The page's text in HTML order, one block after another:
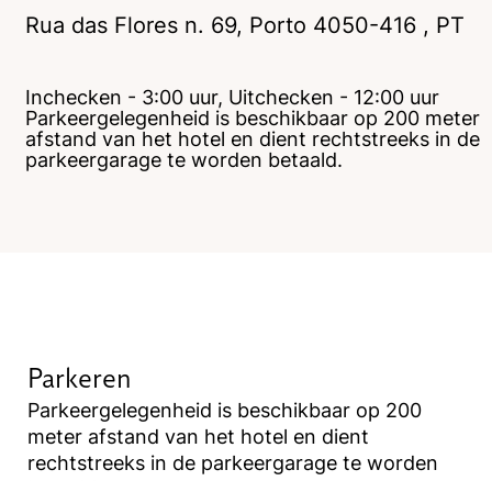
Rua das Flores n. 69, Porto 4050-416, PT
Inchecken - 3:00 uur, Uitchecken - 12:00 uur
Parkeergelegenheid is beschikbaar op 200 meter
afstand van het hotel en dient rechtstreeks in de
parkeergarage te worden betaald.
Parkeren
Parkeergelegenheid is beschikbaar op 200
meter afstand van het hotel en dient
rechtstreeks in de parkeergarage te worden